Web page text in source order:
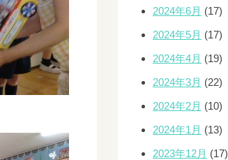
2024年6月 (17)
2024年5月 (17)
2024年4月 (19)
2024年3月 (22)
2024年2月 (10)
2024年1月 (13)
2023年12月 (17)